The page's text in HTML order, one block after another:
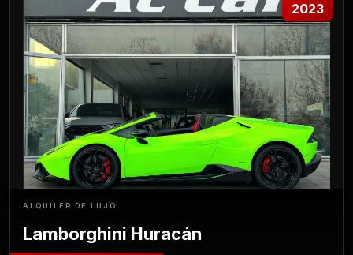
2023
ALQUILER DE LUJO
Lamborghini Huracán